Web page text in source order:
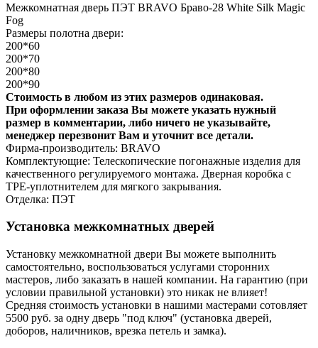
Межкомнатная дверь ПЭТ BRAVO Браво-28 White Silk Magic
Fog
Размеры полотна двери:
200*60
200*70
200*80
200*90
Стоимость в любом из этих размеров одинаковая.
При оформлении заказа Вы можете указать нужный
размер в комментарии, либо ничего не указывайте,
менеджер перезвонит Вам и уточнит все детали.
Фирма-производитель: BRAVO
Комплектующие: Телескопические погонажные изделия для
качественного регулируемого монтажа. Дверная коробка с
TPE-уплотнителем для мягкого закрывания.
Отделка: ПЭТ
Установка межкомнатных дверей
Установку межкомнатной двери Вы можете выполнить
самостоятельно, воспользоваться услугами сторонних
мастеров, либо заказать в нашей компании. На гарантию (при
условии правильной установки) это никак не влияет!
Средняя стоимость установки в нашими мастерами сотовляет
5500 руб. за одну дверь "под ключ" (установка дверей,
доборов, наличников, врезка петель и замка).